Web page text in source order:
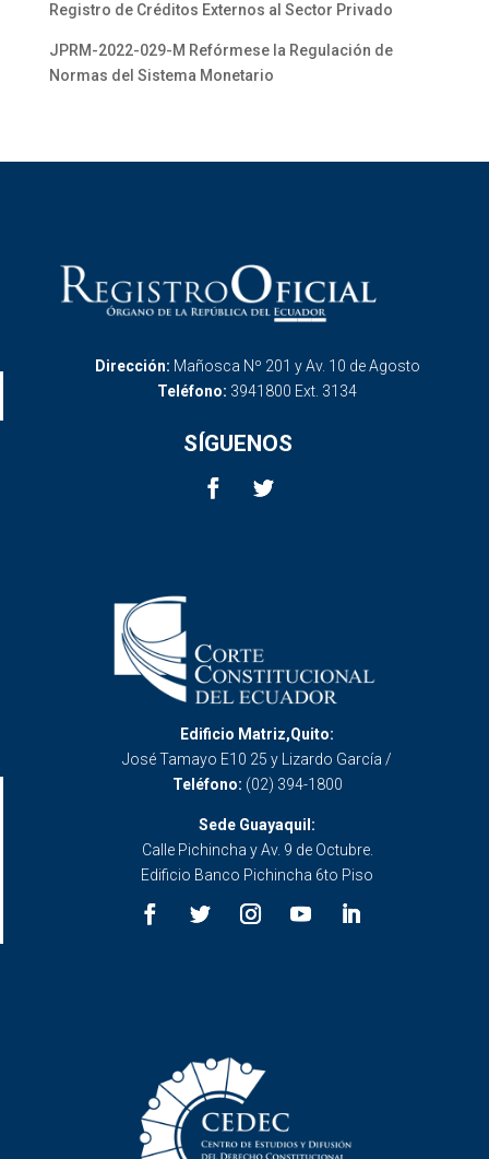
Registro de Créditos Externos al Sector Privado
JPRM-2022-029-M Refórmese la Regulación de
Normas del Sistema Monetario
Dirección: Mañosca Nº 201 y Av. 10 de Agosto
Teléfono: 3941800 Ext. 3134
SÍGUENOS
Edificio Matriz,Quito:
José Tamayo E10 25 y Lizardo García /
Teléfono: (02) 394-1800
Sede Guayaquil:
Calle Pichincha y Av. 9 de Octubre.
Edificio Banco Pichincha 6to Piso